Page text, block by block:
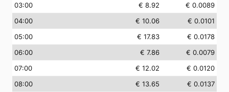
03:00 € 8.92
€ 0.0089
04:00 € 10.06
€ 0.0101
05:00 € 17.83
€ 0.0178
06:00 € 7.86
€ 0.0079
07:00 € 12.02
€ 0.0120
08:00 € 13.65
€ 0.0137